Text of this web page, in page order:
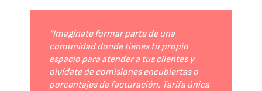
“Imagínate formar parte de una
comunidad donde tienes tu propio
espacio para atender a tus clientes y
olvídate de comisiones encubiertas o
porcentajes de facturación. Tarifa única